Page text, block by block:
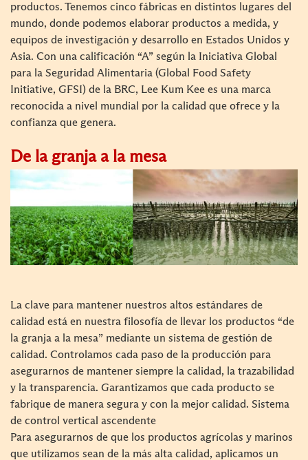
productos. Tenemos cinco fábricas en distintos lugares del
mundo, donde podemos elaborar productos a medida, y
equipos de investigación y desarrollo en Estados Unidos y
Asia. Con una calificación “A” según la Iniciativa Global
para la Seguridad Alimentaria (Global Food Safety
Initiative, GFSI) de la BRC, Lee Kum Kee es una marca
reconocida a nivel mundial por la calidad que ofrece y la
confianza que genera.
De la granja a la mesa
La clave para mantener nuestros altos estándares de
calidad está en nuestra filosofía de llevar los productos “de
la granja a la mesa” mediante un sistema de gestión de
calidad. Controlamos cada paso de la producción para
asegurarnos de mantener siempre la calidad, la trazabilidad
y la transparencia. Garantizamos que cada producto se
fabrique de manera segura y con la mejor calidad. Sistema
de control vertical ascendente
Para asegurarnos de que los productos agrícolas y marinos
que utilizamos sean de la más alta calidad, aplicamos un